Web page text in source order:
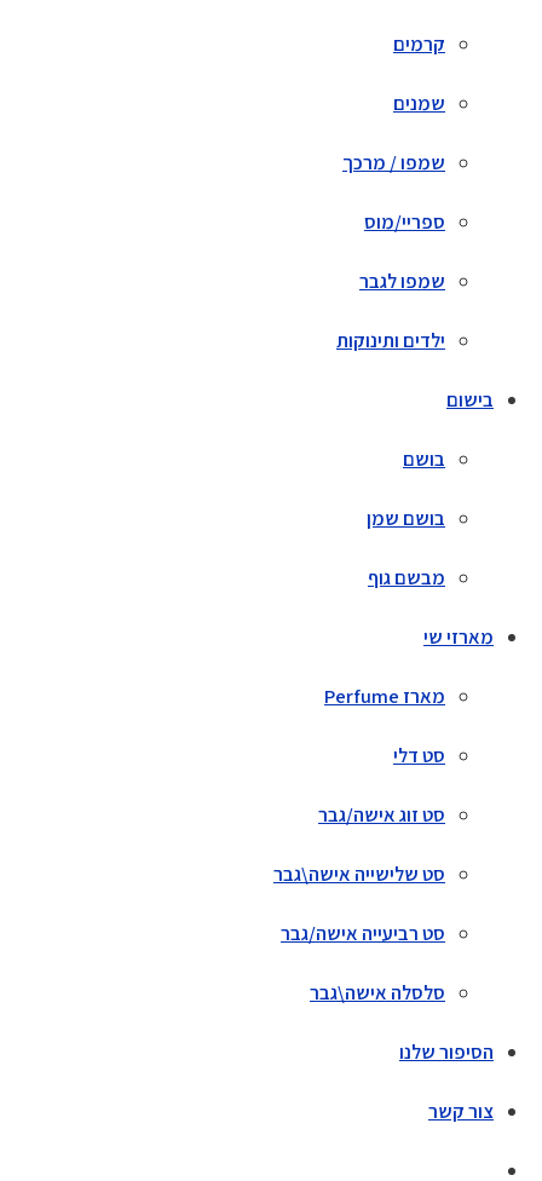
קרמים
שמנים
שמפו / מרכך
ספריי/מוס
שמפו לגבר
ילדים ותינוקות
בישום
בושם
בושם שמן
מבשם גוף
מארזי שי
מארז Perfume
סט דלי
סט זוג אישה/גבר
סט שלישייה אישה\גבר
סט רביעייה אישה/גבר
סלסלה אישה\גבר
הסיפור שלנו
צור קשר